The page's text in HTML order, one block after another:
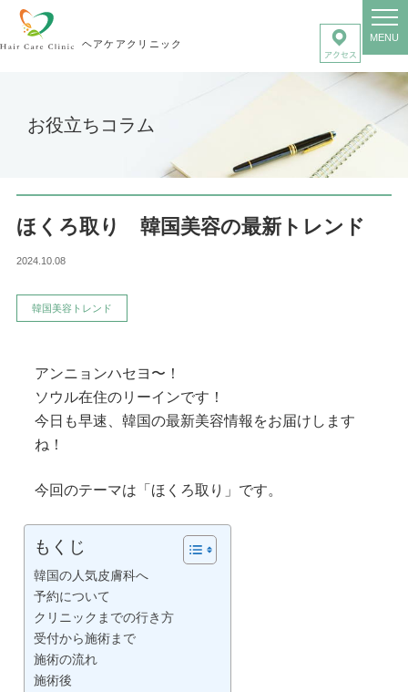
ヘアケアクリニック
MENU
お役立ちコラム
ほくろ取り 韓国美容の最新トレンド
2024.10.08
韓国美容トレンド
アンニョンハセヨ〜！
ソウル在住のリーインです！
今日も早速、韓国の最新美容情報をお届けします
ね！
今回のテーマは「ほくろ取り」です。
もくじ
韓国の人気皮膚科へ
予約について
クリニックまでの行き方
受付から施術まで
施術の流れ
施術後